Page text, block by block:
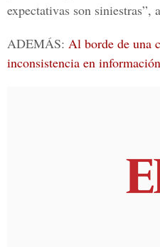
expectativas son siniestras”,
ADEMÁS: Al borde de una
inconsistencia en